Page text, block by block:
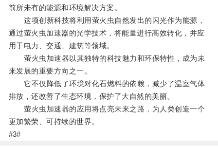
前所未有的能源和环境解决方案。
这项创新科技将利用萤火虫自然发出的闪光作为能源，
通过萤火虫加速器的光学技术，将能量进行高效转化，并应
用于电力、交通、建筑等领域。
萤火虫加速器以其独特的科技魅力和环保特性，成为未
来发展的重要方向之一。
它不仅降低了环境对化石燃料的依赖，减少了温室气体
排放，还改善了生态环境，保护了大自然的美丽。
萤火虫加速器的应用将点亮未来之路，为人类创造一个
更加繁荣、可持续的世界。
#3#